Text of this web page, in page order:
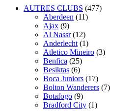
AUTRES CLUBS (477)
Aberdeen (11)
Ajax (9)
Al Nassr (12)
Anderlecht (1)
Atletico Mineiro (3)
Benfica (25)
Besiktas (6)
Boca Juniors (17)
Bolton Wanderers (7)
Botafogo (9)
Bradford City (1)